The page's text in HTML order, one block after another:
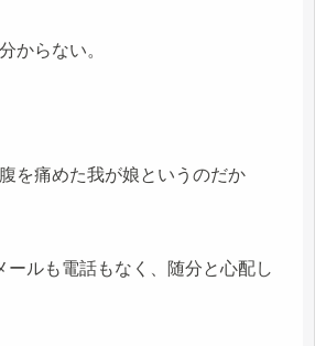
からない。
を痛めた我が娘というのだか
ールも電話もなく、随分と心配し